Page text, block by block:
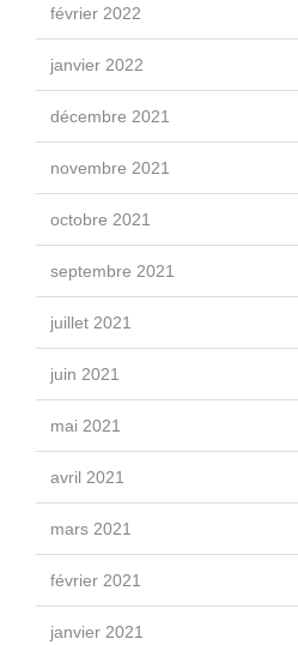
février 2022
janvier 2022
décembre 2021
novembre 2021
octobre 2021
septembre 2021
juillet 2021
juin 2021
mai 2021
avril 2021
mars 2021
février 2021
janvier 2021